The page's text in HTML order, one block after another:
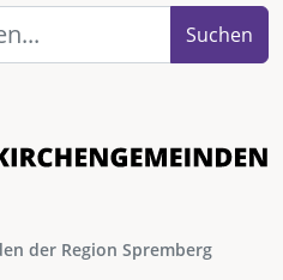
Suchen
der Region Spremberg